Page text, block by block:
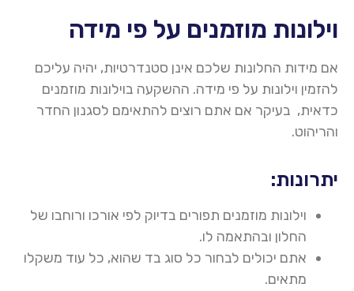
וילונות מוזמנים על פי מידה
אם מידות החלונות שלכם אינן סטנדרטיות, יהיה עליכם
להזמין וילונות על פי מידה. ההשקעה בוילונות מוזמנים
כדאית, בעיקר אם אתם רוצים להתאימם לסגנון החדר
והריהוט.
יתרונות:
וילונות מוזמנים תפורים בדיוק לפי אורכו ורוחבו של
החלון ובהתאמה לו.
אתם יכולים לבחור כל סוג בד שהוא, כל עוד משקלו
מתאים.